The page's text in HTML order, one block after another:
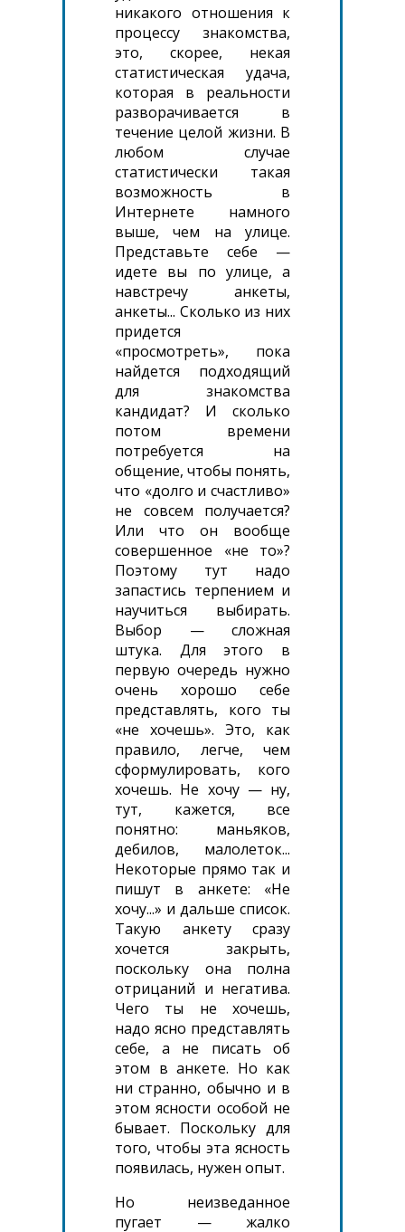
никакого отношения к
процессу знакомства,
это, скорее, некая
статистическая удача,
которая в реальности
разворачивается в
течение целой жизни. В
любом случае
статистически такая
возможность в
Интернете намного
выше, чем на улице.
Представьте себе —
идете вы по улице, а
навстречу анкеты,
анкеты... Сколько из них
придется
«просмотреть», пока
найдется подходящий
для знакомства
кандидат? И сколько
потом времени
потребуется на
общение, чтобы понять,
что «долго и счастливо»
не совсем получается?
Или что он вообще
совершенное «не то»?
Поэтому тут надо
запастись терпением и
научиться выбирать.
Выбор — сложная
штука. Для этого в
первую очередь нужно
очень хорошо себе
представлять, кого ты
«не хочешь». Это, как
правило, легче, чем
сформулировать, кого
хочешь. Не хочу — ну,
тут, кажется, все
понятно: маньяков,
дебилов, малолеток...
Некоторые прямо так и
пишут в анкете: «Не
хочу...» и дальше список.
Такую анкету сразу
хочется закрыть,
поскольку она полна
отрицаний и негатива.
Чего ты не хочешь,
надо ясно представлять
себе, а не писать об
этом в анкете. Но как
ни странно, обычно и в
этом ясности особой не
бывает. Поскольку для
того, чтобы эта ясность
появилась, нужен опыт.
Но неизведанное
пугает — жалко